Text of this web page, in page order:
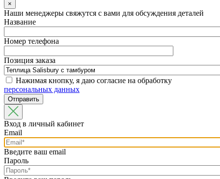
×
Наши менеджеры свяжутся с вами для обсуждения деталей
Название
Номер телефона
Позиция заказа
Нажимая кнопку, я даю согласие на обработку
персональных данных
Вход в личный кабинет
Email
Введите ваш email
Пароль